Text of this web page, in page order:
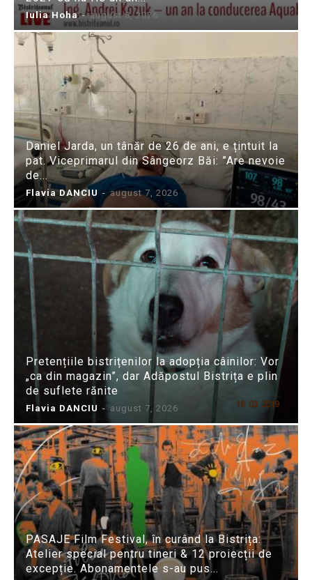
Iulia Hoha - august 8, 2026
Daniel Jarda, un tânăr de 26 de ani, e țintuit la
pat. Viceprimarul din Sângeorz Băi: ”Are nevoie
de...
Flavia DANCIU - august 7, 2026
Pretențiile bistrițenilor la adopția câinilor: Vor
„ca din magazin”, dar Adăpostul Bistrița e plin
de suflete rănite
Flavia DANCIU - august 7, 2026
PASAJE Film Festival, în curând la Bistrița:
Atelier special pentru tineri & 12 proiecții de
excepție. Abonamentele s-au pus...